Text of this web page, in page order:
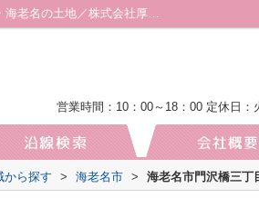
海老名市門沢橋三丁目戸建 2018年築の築浅住宅がリフォーム...／厚木・海老名の土地／株式会社厚木地所 海老名店
営業時間：10：00～18：00 定休日：
から探す > 海老名市 > 海老名市門沢橋三丁